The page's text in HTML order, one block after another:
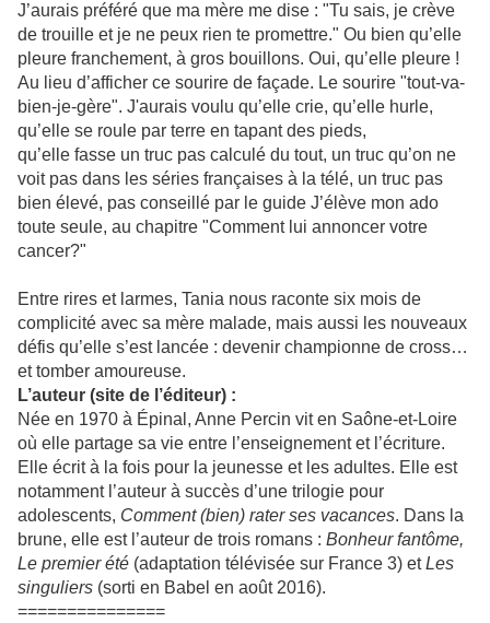
J’aurais préféré que ma mère me dise : "Tu sais, je crève
de trouille et je ne peux rien te promettre." Ou bien qu’elle
pleure franchement, à gros bouillons. Oui, qu’elle pleure !
Au lieu d’afficher ce sourire de façade. Le sourire "tout-va-
bien-je-gère". J'aurais voulu qu’elle crie, qu’elle hurle,
qu’elle se roule par terre en tapant des pieds,
qu’elle fasse un truc pas calculé du tout, un truc qu’on ne
voit pas dans les séries françaises à la télé, un truc pas
bien élevé, pas conseillé par le guide J’élève mon ado
toute seule, au chapitre "Comment lui annoncer votre
cancer?"
Entre rires et larmes, Tania nous raconte six mois de
complicité avec sa mère malade, mais aussi les nouveaux
défis qu’elle s’est lancée : devenir championne de cross…
et tomber amoureuse.
L’auteur (site de l’éditeur) :
Née en 1970 à Épinal, Anne Percin vit en Saône-et-Loire
où elle partage sa vie entre l’enseignement et l’écriture.
Elle écrit à la fois pour la jeunesse et les adultes. Elle est
notamment l’auteur à succès d’une trilogie pour
adolescents, Comment (bien) rater ses vacances. Dans la
brune, elle est l’auteur de trois romans : Bonheur fantôme,
Le premier été (adaptation télévisée sur France 3) etLes
singuliers (sorti en Babel en août 2016).
===============